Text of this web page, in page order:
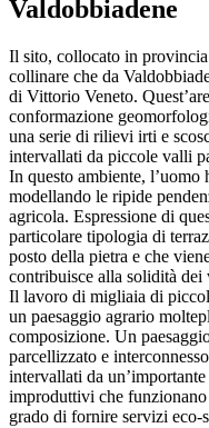
Valdobbiadene
Il sito, collocato in
collinare che da
di Vittorio Veneto.
conformazione
una serie di rilievi irti e
intervallati da piccole valli
In questo ambiente, l’uomo
modellando le ripide
agricola. Espressione di
particolare tipologia di
posto della pietra e che
contribuisce alla solidità dei
Il lavoro di migliaia di
un paesaggio agrario
composizione. Un
parcellizzato e
intervallati da
improduttivi che funzionano
grado di fornire servizi eco-